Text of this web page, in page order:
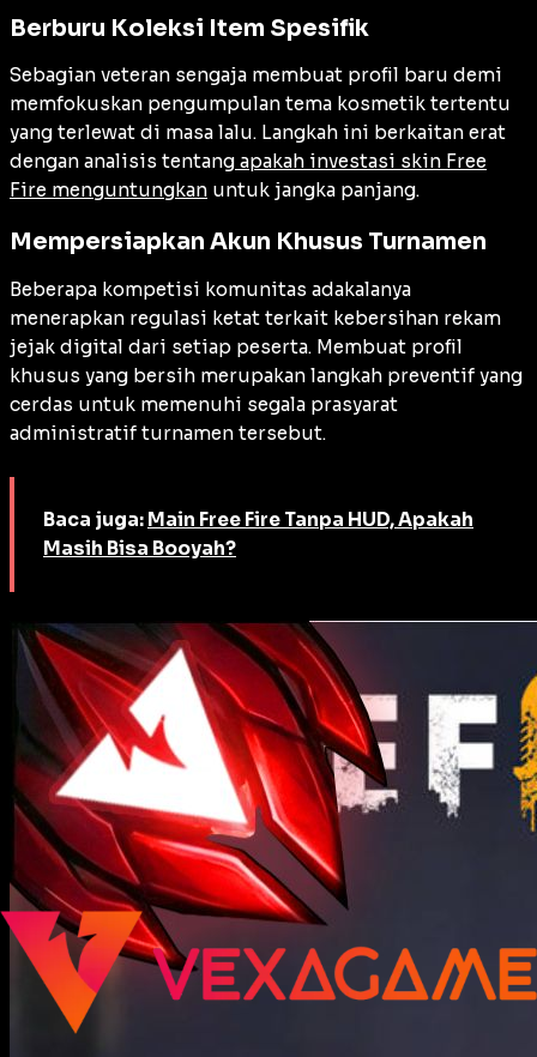
Berburu Koleksi Item Spesifik
Sebagian veteran sengaja membuat profil baru demi
memfokuskan pengumpulan tema kosmetik tertentu
yang terlewat di masa lalu. Langkah ini berkaitan erat
dengan analisis tentang apakah investasi skin Free
Fire menguntungkan untuk jangka panjang.
Mempersiapkan Akun Khusus Turnamen
Beberapa kompetisi komunitas adakalanya
menerapkan regulasi ketat terkait kebersihan rekam
jejak digital dari setiap peserta. Membuat profil
khusus yang bersih merupakan langkah preventif yang
cerdas untuk memenuhi segala prasyarat
administratif turnamen tersebut.
Baca juga: Main Free Fire Tanpa HUD, Apakah
Masih Bisa Booyah?